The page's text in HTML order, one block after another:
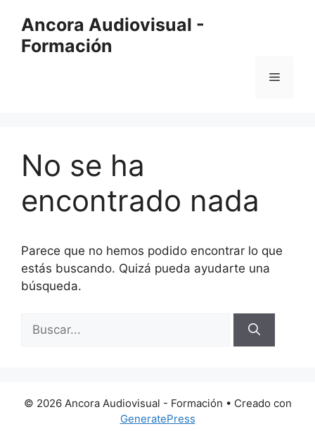
contenido
Ancora Audiovisual -
Formación
Menú
No se ha
encontrado nada
Parece que no hemos podido encontrar lo que
estás buscando. Quizá pueda ayudarte una
búsqueda.
© 2026 Ancora Audiovisual - Formación • Creado con
GeneratePress